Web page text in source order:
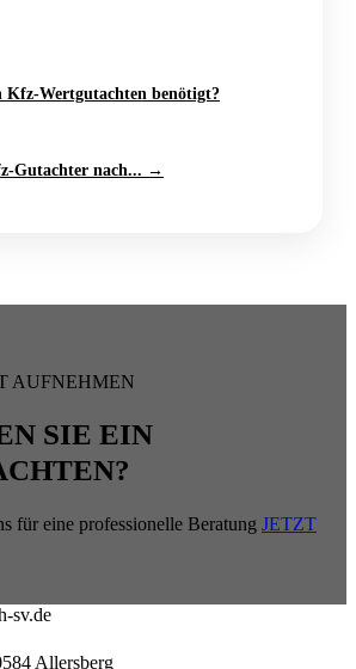
Wertgutachten benötigt?
Gutachter nach... →
AUFNEHMEN
SIE EIN
für eine professionelle Beratung JETZT
Allersberg